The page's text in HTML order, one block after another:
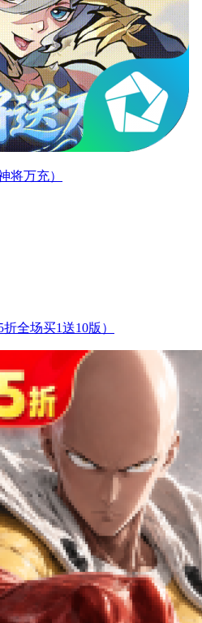
将万充）
全场买1送10版）